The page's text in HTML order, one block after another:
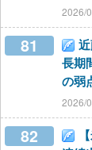
2026/
81
長期
の弱
2026/
82